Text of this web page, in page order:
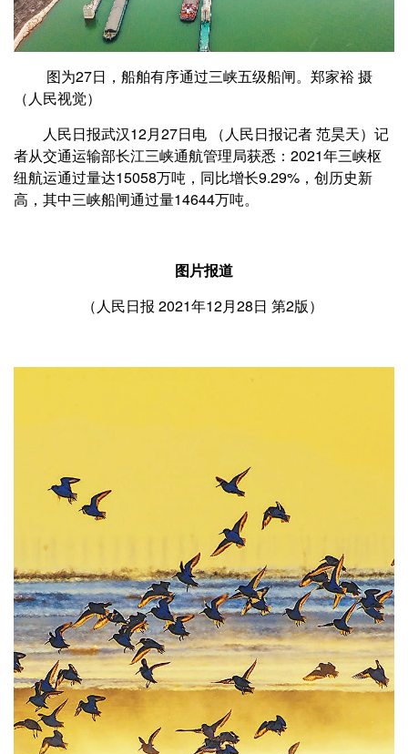
图为27日，船舶有序通过三峡五级船闸。 郑家裕 摄
（人民视觉）
人民日报武汉12月27日电 （人民日报记者 范昊天）记
者从交通运输部长江三峡通航管理局获悉：2021年三峡枢
纽航运通过量达15058万吨，同比增长9.29%，创历史新
高，其中三峡船闸通过量14644万吨。
图片报道
（ 人民日报 2021年12月28日 第2版）